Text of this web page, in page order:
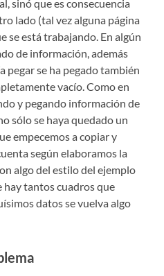
sinó que es consecuencia
lado (tal vez alguna página
se está trabajando. En algún
de información, además
pegar se ha pegado también
vacío. Como en
y pegando información de
sólo se haya quedado un
empecemos a copiar y
según elaboramos la
algo del estilo del ejemplo
hay tantos cuadros que
datos se vuelva algo